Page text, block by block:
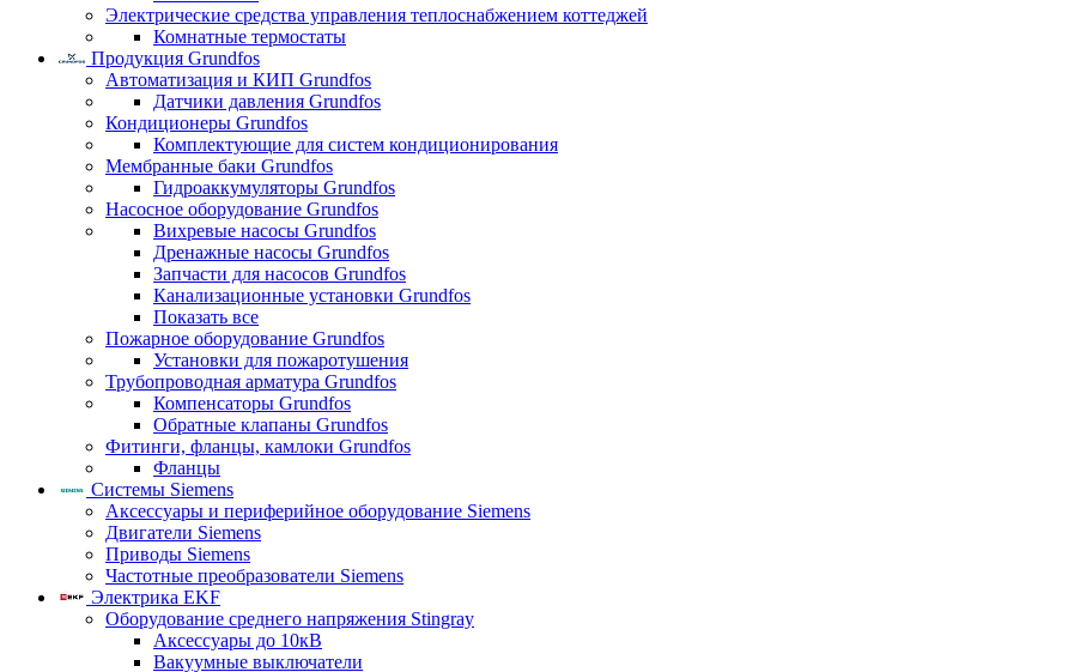
Электрические средства управления теплоснабжением коттеджей
Комнатные термостаты
Продукция Grundfos
Автоматизация и КИП Grundfos
Датчики давления Grundfos
Кондиционеры Grundfos
Комплектующие для систем кондиционирования
Мембранные баки Grundfos
Гидроаккумуляторы Grundfos
Насосное оборудование Grundfos
Вихревые насосы Grundfos
Дренажные насосы Grundfos
Запчасти для насосов Grundfos
Канализационные установки Grundfos
Показать все
Пожарное оборудование Grundfos
Установки для пожаротушения
Трубопроводная арматура Grundfos
Компенсаторы Grundfos
Обратные клапаны Grundfos
Фитинги, фланцы, камлоки Grundfos
Фланцы
Системы Siemens
Аксессуары и периферийное оборудование Siemens
Двигатели Siemens
Приводы Siemens
Частотные преобразователи Siemens
Электрика EKF
Оборудование среднего напряжения Stingray
Аксессуары до 10кВ
Вакуумные выключатели